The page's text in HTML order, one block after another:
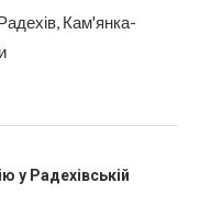
Кам'янка-
у Радехівській